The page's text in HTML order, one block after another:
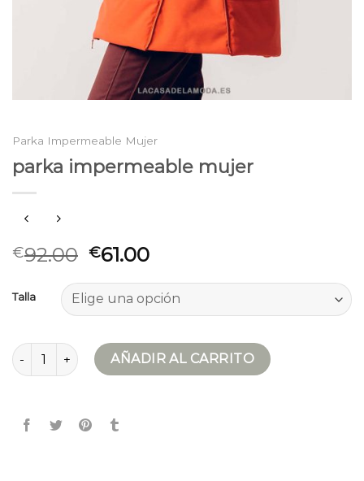
Parka Impermeable Mujer
parka impermeable mujer
€92.00 €61.00
Talla
parka impermeable mujer cantidad
AÑADIR AL CARRITO